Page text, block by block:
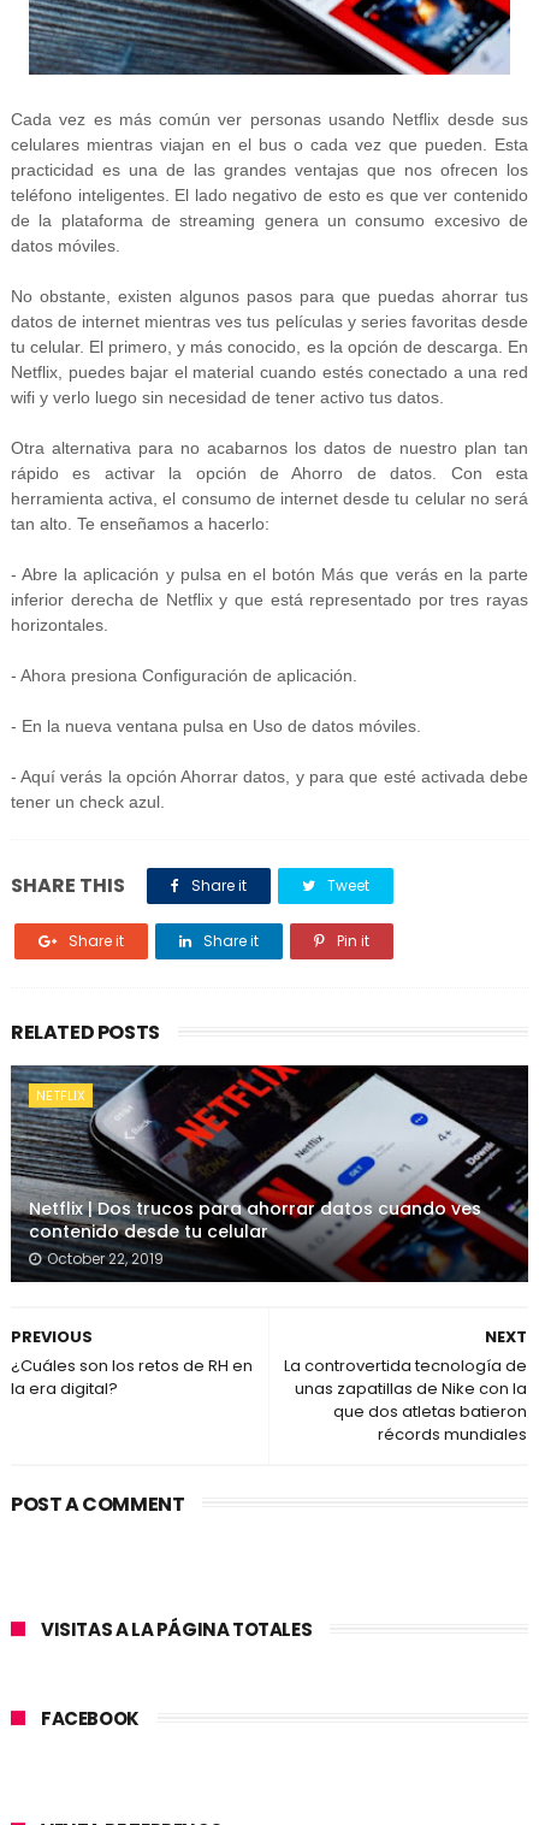
Cada vez es más común ver personas usando Netflix desde sus
celulares mientras viajan en el bus o cada vez que pueden. Esta
practicidad es una de las grandes ventajas que nos ofrecen los
teléfono inteligentes. El lado negativo de esto es que ver contenido
de la plataforma de streaming genera un consumo excesivo de
datos móviles.
No obstante, existen algunos pasos para que puedas ahorrar tus
datos de internet mientras ves tus películas y series favoritas desde
tu celular. El primero, y más conocido, es la opción de descarga. En
Netflix, puedes bajar el material cuando estés conectado a una red
wifi y verlo luego sin necesidad de tener activo tus datos.
Otra alternativa para no acabarnos los datos de nuestro plan tan
rápido es activar la opción de Ahorro de datos. Con esta
herramienta activa, el consumo de internet desde tu celular no será
tan alto. Te enseñamos a hacerlo:
- Abre la aplicación y pulsa en el botón Más que verás en la parte
inferior derecha de Netflix y que está representado por tres rayas
horizontales.
- Ahora presiona Configuración de aplicación.
- En la nueva ventana pulsa en Uso de datos móviles.
- Aquí verás la opción Ahorrar datos, y para que esté activada debe
tener un check azul.
SHARE THIS Share it Tweet
Share it Share it Pin it
RELATED POSTS
NETFLIX
Netflix | Dos trucos para ahorrar datos cuando ves
contenido desde tu celular
October 22, 2019
NEXT
La controvertida tecnología de
unas zapatillas de Nike con la
que dos atletas batieron
récords mundiales
PREVIOUS
¿Cuáles son los retos de RH en
la era digital?
POST A COMMENT
VISITAS A LA PÁGINA TOTALES
FACEBOOK